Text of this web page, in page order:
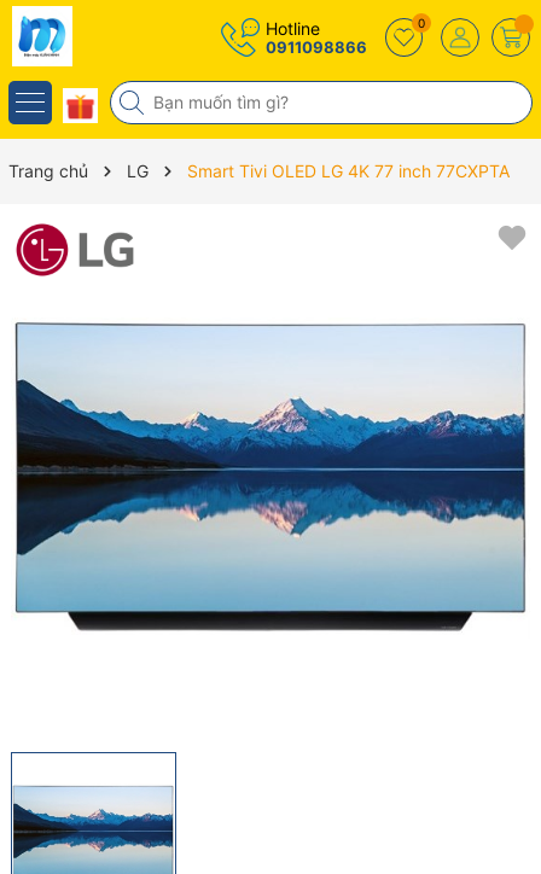
Hotline
0911098866
0
Trang chủ LG Smart Tivi OLED LG 4K 77 inch 77CXPTA